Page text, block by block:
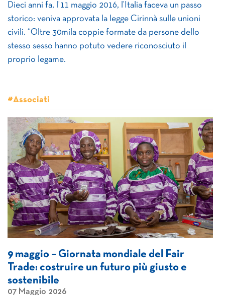
Dieci anni fa, l’11 maggio 2016, l’Italia faceva un passo
storico: veniva approvata la legge Cirinnà sulle unioni
civili. “Oltre 30mila coppie formate da persone dello
stesso sesso hanno potuto vedere riconosciuto il
proprio legame.
#Associati
9 maggio – Giornata mondiale del Fair
Trade: costruire un futuro più giusto e
sostenibile
07 Maggio 2026